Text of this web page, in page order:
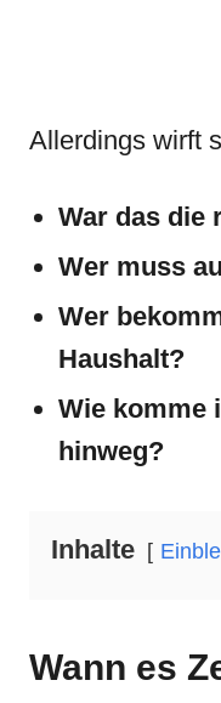
Allerdings wirft
War das die
Wer muss
Wer
Haushalt?
Wie komme
hinweg?
Inhalte
Wann es